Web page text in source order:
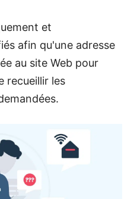
et
afin qu'une adresse
au site Web pour
recueillir les